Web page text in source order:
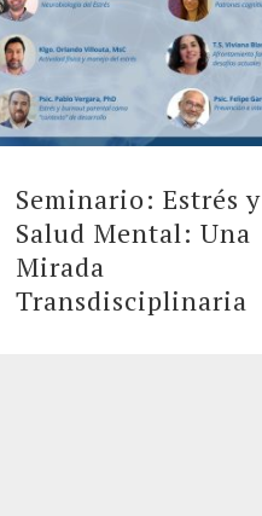
Seminario: Estrés y
Salud Mental: Una
Mirada
Transdisciplinaria